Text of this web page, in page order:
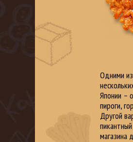
Одними
Японии –
пироги,
Другой
магазина